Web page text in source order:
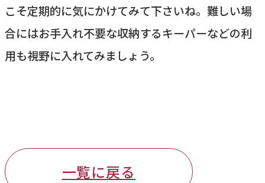
こそ定期的に気にかけてみて下さいね。難しい場
合にはお手入れ不要な収納するキーパーなどの利
用も視野に入れてみましょう。
一覧に戻る